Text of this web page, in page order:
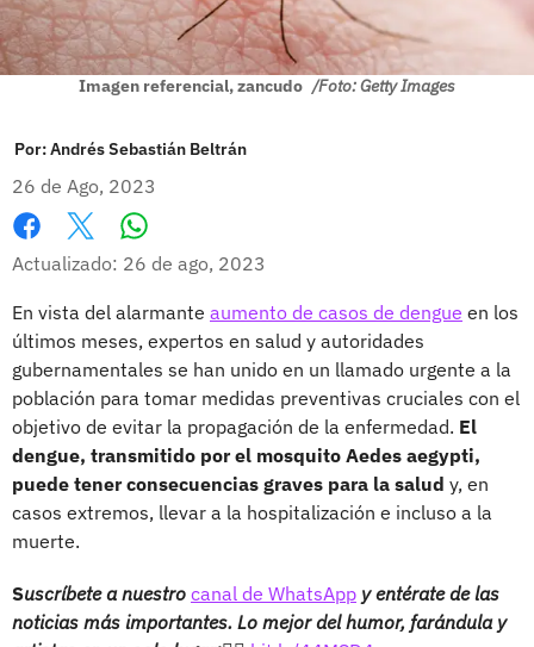
Imagen referencial, zancudo /Foto: Getty Images
Por:Andrés Sebastián Beltrán
26 de Ago, 2023
Facebook
X
Actualizado: 26 de ago, 2023
En vista del alarmante aumento de casos de dengue en los
últimos meses, expertos en salud y autoridades
gubernamentales se han unido en un llamado urgente a la
población para tomar medidas preventivas cruciales con el
objetivo de evitar la propagación de la enfermedad. El
dengue, transmitido por el mosquito Aedes aegypti,
puede tener consecuencias graves para la salud y, en
casos extremos, llevar a la hospitalización e incluso a la
muerte.
Suscríbete a nuestro canal de WhatsApp y entérate de las
noticias más importantes. Lo mejor del humor, farándula y